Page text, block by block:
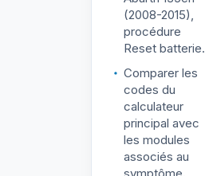
(2008-2015),
procédure
Reset batterie.
Comparer les
codes du
calculateur
principal avec
les modules
associés au